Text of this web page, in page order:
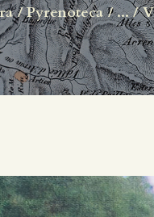
Pyrenoteca ...